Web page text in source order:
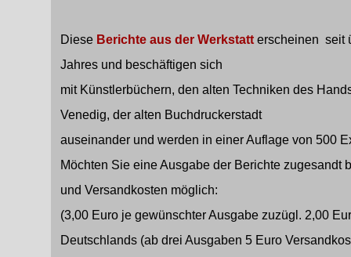
Diese Berichte aus der Werkstatt erscheinen seit
Jahres und beschäftigen sich
mit Künstlerbüchern, den alten Techniken des
Venedig, der alten Buchdruckerstadt
auseinander und werden in einer Auflage von 500
Möchten Sie eine Ausgabe der Berichte zugesandt
und Versandkosten möglich:
(3,00 Euro je gewünschter Ausgabe zuzügl. 2,00
Deutschlands (ab drei Ausgaben 5 Euro